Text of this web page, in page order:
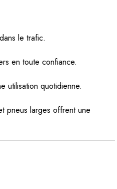
le trafic.
en toute confiance.
utilisation quotidienne.
pneus larges offrent une